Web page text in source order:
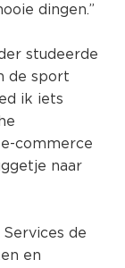
dingen.”
studeerde
de sport
ik iets
commerce
naar
de
en